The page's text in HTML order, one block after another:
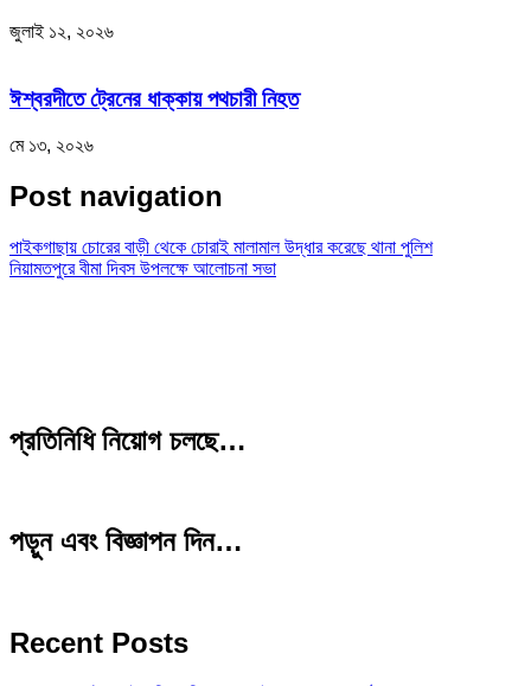
জুলাই ১২, ২০২৬
ঈশ্বরদীতে ট্রেনের ধাক্কায় পথচারী নিহত
মে ১৩, ২০২৬
Post navigation
পাইকগাছায় চোরের বাড়ী থেকে চোরাই মালামাল উদ্ধার করেছে থানা পুলিশ
নিয়ামতপুরে বীমা দিবস উপলক্ষে আলোচনা সভা
প্রতিনিধি নিয়োগ চলছে…
পড়ুন এবং বিজ্ঞাপন দিন…
Recent Posts